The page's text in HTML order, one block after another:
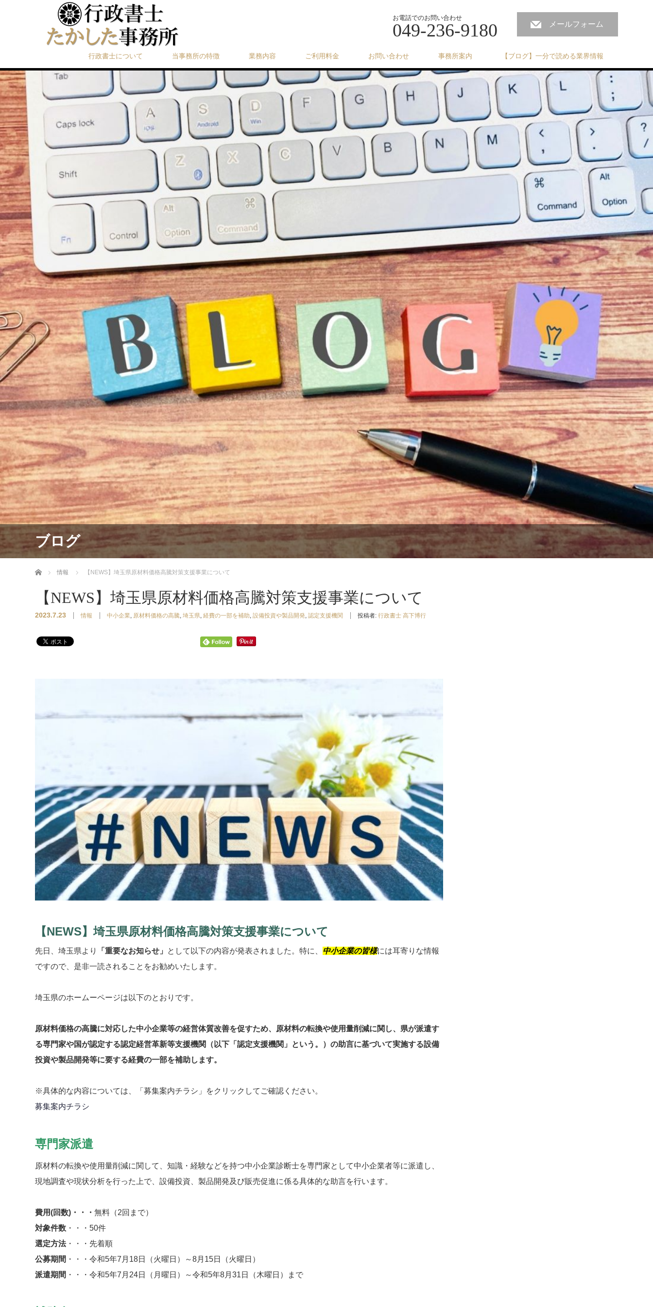
お電話でのお問い合わせ
049-236-9180 メールフォーム
行政書士について 当事務所の特徴 業務内容 ご利用料金 お問い合わせ 事務所案内 【ブログ】一分で読める業界情報
ブログ
ホーム 情報 【NEWS】埼玉県原材料価格高騰対策支援事業について
【NEWS】埼玉県原材料価格高騰対策支援事業について
2023.7.23 情報 中小企業, 原材料価格の高騰, 埼玉県, 経費の一部を補助, 設備投資や製品開発, 認定支援機関 投稿者: 行政書士 高下博行
【NEWS】埼玉県原材料価格高騰対策支援事業について
先日、埼玉県より 「重要なお知らせ」 として以下の内容が発表されました。特に、 中小企業の皆様には耳寄りな情報
ですので、是非一読されることをお勧めいたします。
埼玉県のホームーページは以下のとおりです。
原材料価格の高騰に対応した中小企業等の経営体質改善を促すため、原材料の転換や使用量削減に関し、県が派遣す
る専門家や国が認定する認定経営革新等支援機関（以下「認定支援機関」という。）の助言に基づいて実施する設備
投資や製品開発等に要する経費の一部を補助します。
※具体的な内容については、「募集案内チラシ」をクリックしてご確認ください。
募集案内チラシ
専門家派遣
原材料の転換や使用量削減に関して、知識・経験などを持つ中小企業診断士を専門家として中小企業者等に派遣し、
現地調査や現状分析を行った上で、設備投資、製品開発及び販売促進に係る具体的な助言を行います。
費用(回数)・・・ 無料（2回まで）
対象件数 ・・・50件
選定方法・・・先着順
公募期間 ・・・令和5年7月18日（火曜日）～8月15日（火曜日）
派遣期間 ・・・令和5年7月24日（月曜日）～令和5年8月31日（木曜日）まで